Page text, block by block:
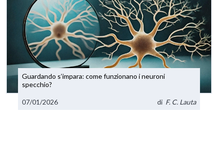
Guardando s’impara: come funzionano i neuroni
specchio?
07/01/2026 di F. C. Lauta